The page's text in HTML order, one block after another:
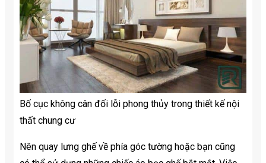
Bố cục không cân đối lỗi phong thủy trong thiết kế nội
thất chung cư
Nên quay lưng ghế về phía góc tường hoặc bạn cũng